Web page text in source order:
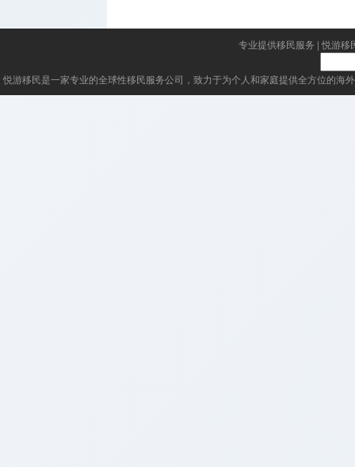
专业提供移民服务 | 悦游移
悦游移民是一家专业的全球性移民服务公司，致力于为个人和家庭提供全方位的